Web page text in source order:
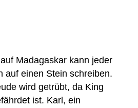
Madagaskar kann jeder
auf einen Stein schreiben.
wird getrübt, da King
ist. Karl, ein